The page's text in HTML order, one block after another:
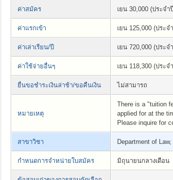
ค่าสมัคร เยน 30,000 (ประจำ
ค่าแรกเข้า เยน 125,000 (ประจ
ค่าเล่าเรียน/ปี เยน 720,000 (ประจ
ค่าใช้จ่ายอื่นๆ เยน 118,300 (ประจ
ยื่นขอชำระเงินล่าช้า/ขอคืนเงิน ไม่สามารถ
หมายเหตุ
There is a "tuition
applied for at the
Please inquire for
สาขาวิชา Department of
กำหนดการจำหน่ายใบสมัคร มิถุนายนกลางเดือน